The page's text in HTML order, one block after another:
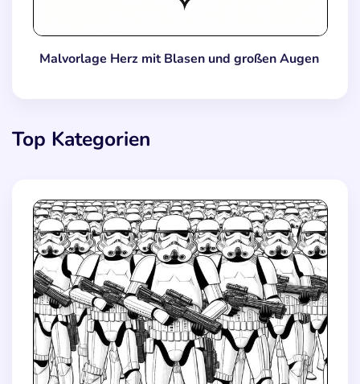
Malvorlage Herz mit Blasen und großen Augen
Top Kategorien